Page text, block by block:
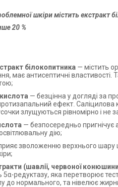
шкіри містить екстракт
20 %
білокопитника — містить
має антисептичні властивості.
— безцінна у догляді за
ефект. Саліцилова
злущуються рівномірно і не
— безпосередньо пригнічує
дію;
зволоженню верхнього шару
(шавлії, червоної
5α-редуктазу, яка перетворює
до нормального, та нівелює